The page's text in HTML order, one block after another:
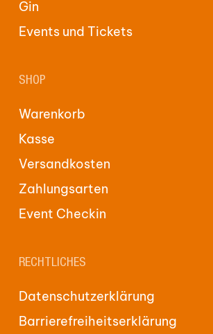
Gin
Events und Tickets
SHOP
Warenkorb
Kasse
Versandkosten
Zahlungsarten
Event Checkin
RECHTLICHES
Datenschutzerklärung
Barrierefreiheitserklärung